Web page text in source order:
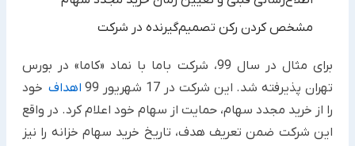
مشخص کردن رکن تصمیم‌گیرنده در شرکت
برای مثال در سال 99، شرکت باما با نماد «کاما» در بورس
تهران پذیرفته شد. این شرکت در 17 شهریور 99
اهداف خود
را از خرید مجدد سهام، حمایت از سهام خود اعلام کرد. در واقع
این شرکت ضمن تعریف هدف، تاریخ خرید سهام خزانه را نیز